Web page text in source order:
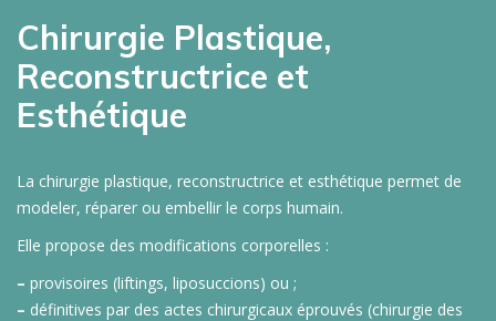
Chirurgie Plastique,
Reconstructrice et
Esthétique
La chirurgie plastique, reconstructrice et esthétique permet de
modeler, réparer ou embellir le corps humain.
Elle propose des modifications corporelles :
– provisoires (liftings, liposuccions) ou ;
– définitives par des actes chirurgicaux éprouvés (chirurgie des